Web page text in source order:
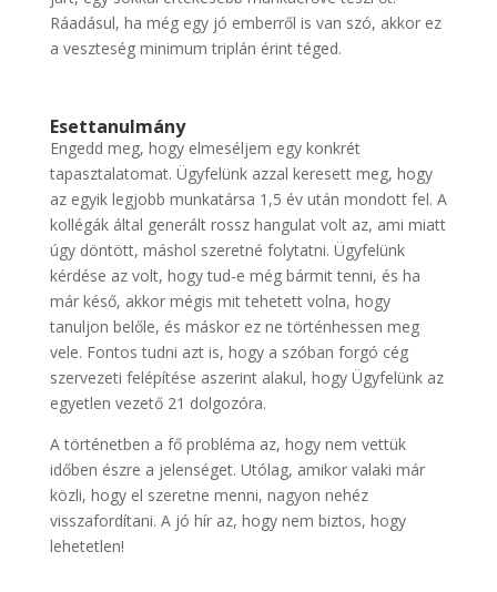
Ráadásul, ha még egy jó emberről is van szó, akkor ez
a veszteség minimum triplán érint téged.
Esettanulmány
Engedd meg, hogy elmeséljem egy konkrét
tapasztalatomat. Ügyfelünk azzal keresett meg, hogy
az egyik legjobb munkatársa 1,5 év után mondott fel. A
kollégák által generált rossz hangulat volt az, ami miatt
úgy döntött, máshol szeretné folytatni. Ügyfelünk
kérdése az volt, hogy tud-e még bármit tenni, és ha
már késő, akkor mégis mit tehetett volna, hogy
tanuljon belőle, és máskor ez ne történhessen meg
vele. Fontos tudni azt is, hogy a szóban forgó cég
szervezeti felépítése aszerint alakul, hogy Ügyfelünk az
egyetlen vezető 21 dolgozóra.
A történetben a fő probléma az, hogy nem vettük
időben észre a jelenséget. Utólag, amikor valaki már
közli, hogy el szeretne menni, nagyon nehéz
visszafordítani. A jó hír az, hogy nem biztos, hogy
lehetetlen!